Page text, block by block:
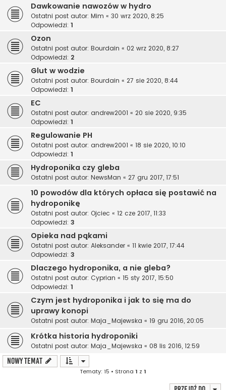
Dawkowanie nawozów w hydro
Ostatni post autor: Mim « 30 wrz 2020, 8:25
Odpowiedzi: 1
Ozon
Ostatni post autor: Bourdain « 02 wrz 2020, 8:27
Odpowiedzi: 2
Glut w wodzie
Ostatni post autor: Bourdain « 27 sie 2020, 8:44
Odpowiedzi: 1
EC
Ostatni post autor: andrew2001 « 20 sie 2020, 9:35
Odpowiedzi: 1
Regulowanie PH
Ostatni post autor: andrew2001 « 18 sie 2020, 10:10
Odpowiedzi: 1
Hydroponika czy gleba
Ostatni post autor: NewsMan « 27 gru 2017, 17:51
10 powodów dla których opłaca się postawić na
hydroponikę
Ostatni post autor: Ojciec « 12 cze 2017, 11:33
Odpowiedzi: 3
Opieka nad pąkami
Ostatni post autor: Aleksander « 11 kwie 2017, 17:44
Odpowiedzi: 3
Dlaczego hydroponika, a nie gleba?
Ostatni post autor: Cyprian « 15 sty 2017, 15:50
Odpowiedzi: 1
Czym jest hydroponika i jak to się ma do
uprawy konopi
Ostatni post autor: Maja_Majewska « 19 gru 2016, 20:05
Krótka historia hydroponiki
Ostatni post autor: Maja_Majewska « 08 lis 2016, 12:59
NOWY TEMAT
Tematy: 15 • Strona 1 z 1